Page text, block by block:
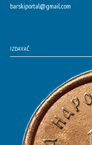
barskiportal@gmail.com
IZDAVAČ: